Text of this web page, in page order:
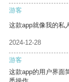
游客
这款app就像我的私
2024-12-28
游客
这款app的用户界面